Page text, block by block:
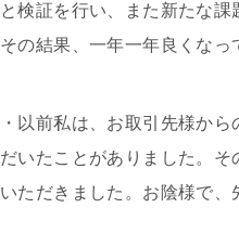
と検証を行い、また新たな課
その結果、一年一年良くなっ
・以前私は、お取引先様か
だいたことがありました。
いただきました。お陰様で、